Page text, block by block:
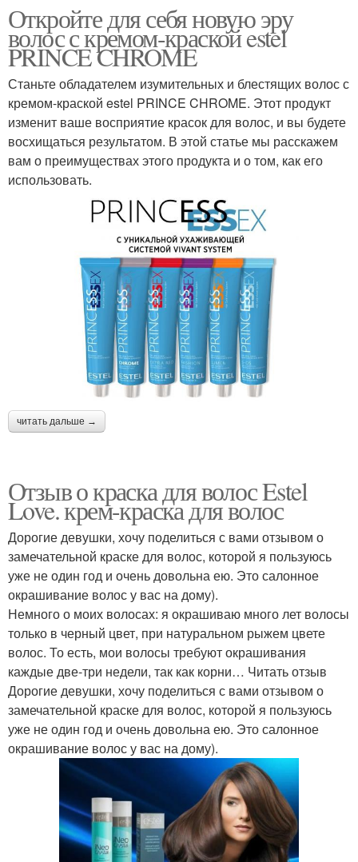
Откройте для себя новую эру
волос с кремом-краской estel
PRINCE CHROME
Станьте обладателем изумительных и блестящих волос с
кремом-краской estel PRINCE CHROME. Этот продукт
изменит ваше восприятие красок для волос, и вы будете
восхищаться результатом. В этой статье мы расскажем
вам о преимуществах этого продукта и о том, как его
использовать.
читать дальше →
Отзыв о краска для волос Estel
Love. крем-краска для волос
Дорогие девушки, хочу поделиться с вами отзывом о
замечательной краске для волос, которой я пользуюсь
уже не один год и очень довольна ею. Это салонное
окрашивание волос у вас на дому).
Немного о моих волосах: я окрашиваю много лет волосы
только в черный цвет, при натуральном рыжем цвете
волос. То есть, мои волосы требуют окрашивания
каждые две-три недели, так как корни… Читать отзыв
Дорогие девушки, хочу поделиться с вами отзывом о
замечательной краске для волос, которой я пользуюсь
уже не один год и очень довольна ею. Это салонное
окрашивание волос у вас на дому).